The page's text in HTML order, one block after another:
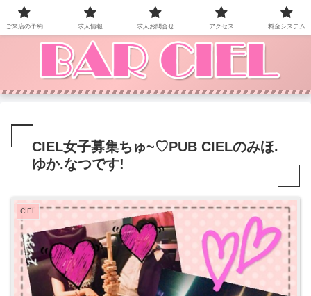
BAR CIEL！ご来店お待ちしています。
CIEL女子募集ちゅ~♡PUB CIELのみほ.
ゆか.なつです!
CIEL
ご来店の予約 求人情報 求人お問合せ アクセス 料金システム